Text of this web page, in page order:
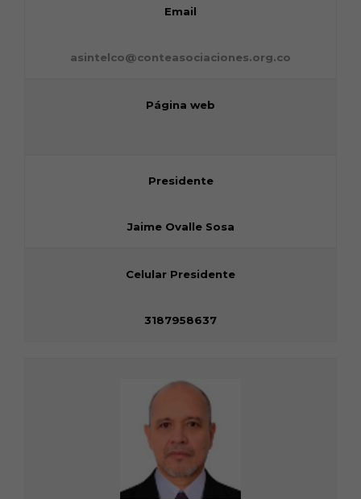
Email
asintelco@conteasociaciones.org.co
Página web
Presidente
Jaime Ovalle Sosa
Celular Presidente
3187958637